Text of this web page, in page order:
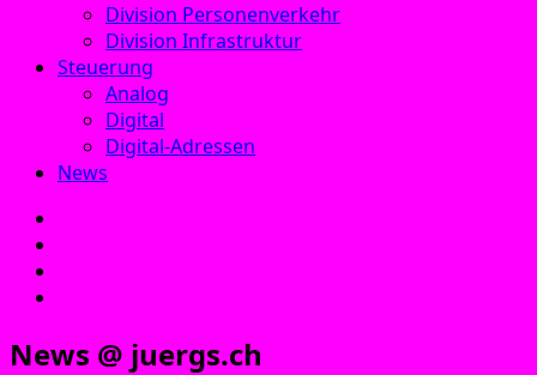
Division Personenverkehr
Division Infrastruktur
Steuerung
Analog
Digital
Digital-Adressen
News
News @ juergs.ch